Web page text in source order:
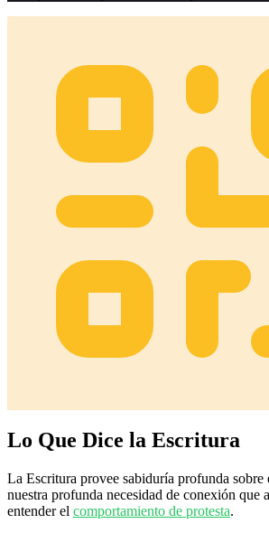
Lo Que Dice la Escritura
La Escritura provee sabiduría profunda
nuestra profunda necesidad de conexión que
entender el comportamiento de protesta.